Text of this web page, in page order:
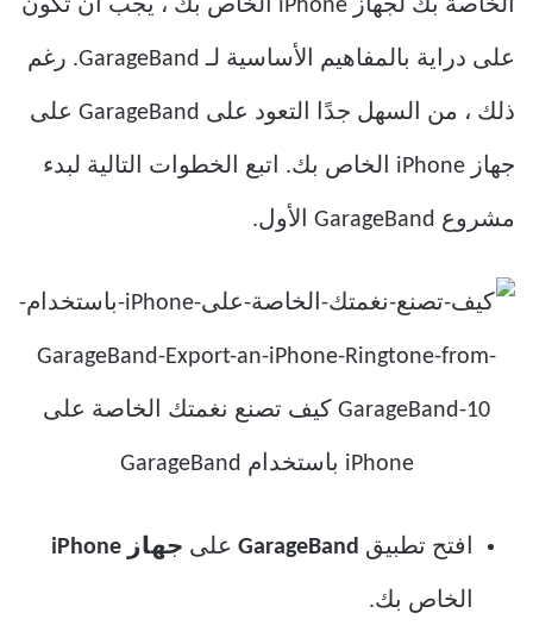
الخاصة بك لجهاز iPhone الخاص بك ، يجب أن تكون
على دراية بالمفاهيم الأساسية لـ GarageBand. رغم
ذلك ، من السهل جدًا التعود على GarageBand على
جهاز iPhone الخاص بك. اتبع الخطوات التالية لبدء
مشروع GarageBand الأول.
افتح تطبيق GarageBand على جهاز iPhone
الخاص بك.